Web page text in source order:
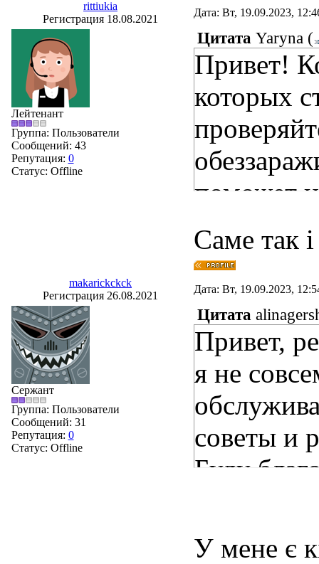
rittiukia
Регистрация 18.08.2021
Дата: Вт, 19.09.2023,
Лейтенант
Группа: Пользователи
Сообщений: 43
Репутация: 0
Статус: Offline
Цитата Yaryna(
Привет!
которых
поможет
следите
Саме так
makarickckck
Регистрация 26.08.2021
Дата: Вт, 19.09.2023,
Сержант
Группа: Пользователи
Сообщений: 31
Репутация: 0
Статус: Offline
Цитата
Привет,
я не
советы и
Буду
У мене є